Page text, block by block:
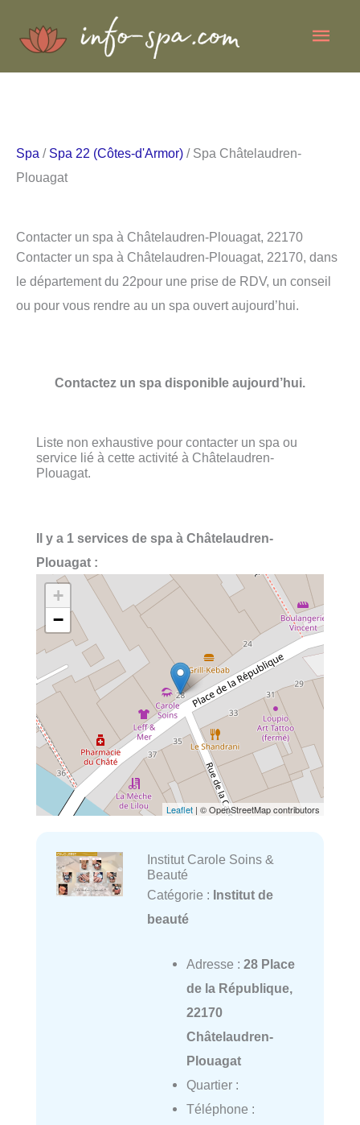
Spa / Spa 22 (Côtes-d'Armor) / Spa Châtelaudren-
Plouagat
Contacter un spa à Châtelaudren-Plouagat, 22170
Contacter un spa à Châtelaudren-Plouagat, 22170, dans
le département du 22pour une prise de RDV, un conseil
ou pour vous rendre au un spa ouvert aujourd’hui.
Contactez un spa disponible aujourd’hui.
Liste non exhaustive pour contacter un spa ou
service lié à cette activité à Châtelaudren-
Plouagat.
Il y a 1 services de spa à Châtelaudren-
Plouagat :
+
−
Leaflet | © OpenStreetMap contributors
Institut Carole Soins &
Beauté
Catégorie : Institut de
beauté
Adresse : 28 Place
de la République,
22170
Châtelaudren-
Plouagat
Quartier :
Téléphone :